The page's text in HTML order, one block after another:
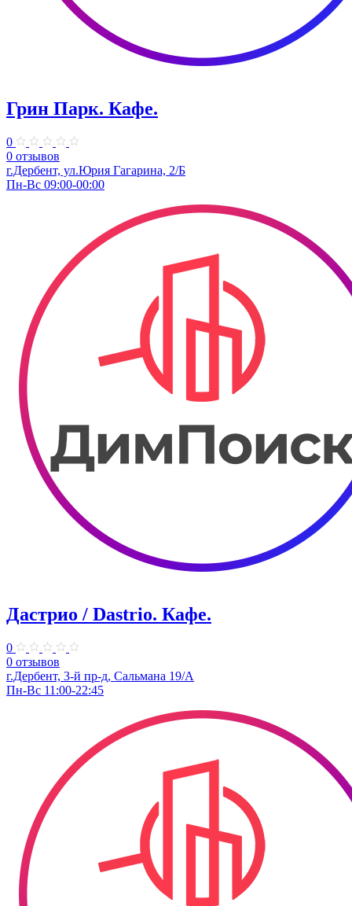
Грин Парк. Кафе.
0
0 отзывов
г.Дербент, ул.Юрия Гагарина, 2/Б
Пн-Вс 09:00-00:00
Дастрио / Dastrio. Кафе.
0
0 отзывов
г.Дербент, 3-й пр-д, Сальмана 19/А
Пн-Вс 11:00-22:45